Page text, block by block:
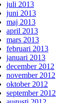
juli 2013
juni 2013
maj 2013
april 2013
mars 2013
februari 2013
januari 2013
december 2012
november 2012
oktober 2012
september 2012